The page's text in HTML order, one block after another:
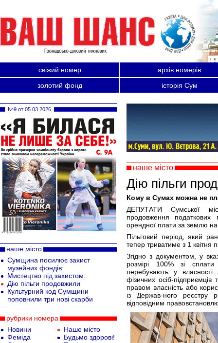
свіжий номер
архів номерів
золотий фонд
історія Сум
наше місто
Дію пільги
Кому в Сумах можна не
ДЕПУТАТИ Сумської
продовження податкових
орендної плати за землю на
Пільговий період, який
тепер триватиме з 1 квітня
Згідно з документом, у
розмірі 100% зі
перебувають у власності
фізичних осіб-
правом власність або
із Держав-ного
відповідним
№9 от 05.03.2026
наше місто
Сумщина посилює захист
музейних фондів:
Мистецтво під захистом:
Дію пільги продовжили
Культурний код Сумщини
поповнили три нові скарби
рубрики номера
Новини
Феміда
Наше місто
Будьмо здорові!